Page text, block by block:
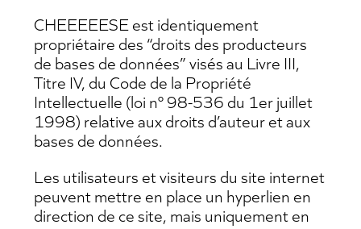
CHEEEEESE est identiquement
propriétaire des “droits des producteurs
de bases de données” visés au Livre III,
Titre IV, du Code de la Propriété
Intellectuelle (loi n° 98-536 du 1er juillet
1998) relative aux droits d’auteur et aux
bases de données.
Les utilisateurs et visiteurs du site internet
peuvent mettre en place un hyperlien en
direction de ce site, mais uniquement en